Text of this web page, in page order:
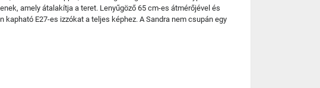
amely átalakítja a teret. Lenyűgöző 65 cm-es átmérőjével és
E27-es izzókat a teljes képhez. A Sandra nem csupán egy